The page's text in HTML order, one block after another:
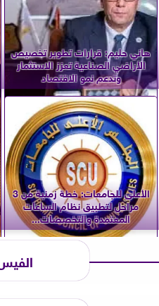
هاني حليم: قرارات تطوير تخصيص
الأراضي الصناعية تعزز الاستثمار
وتدعم نمو الاقتصاد
الأعلى للجامعات: خطة زمنية من 3
مراحل لتطبيق نظام الساعات
المعتمدة والتخصصات...